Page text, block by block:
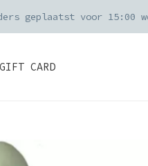
GIFT CARD
geplaatst voor 15:00